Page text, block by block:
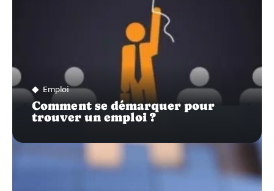
Emploi
Comment se démarquer pour
trouver un emploi ?